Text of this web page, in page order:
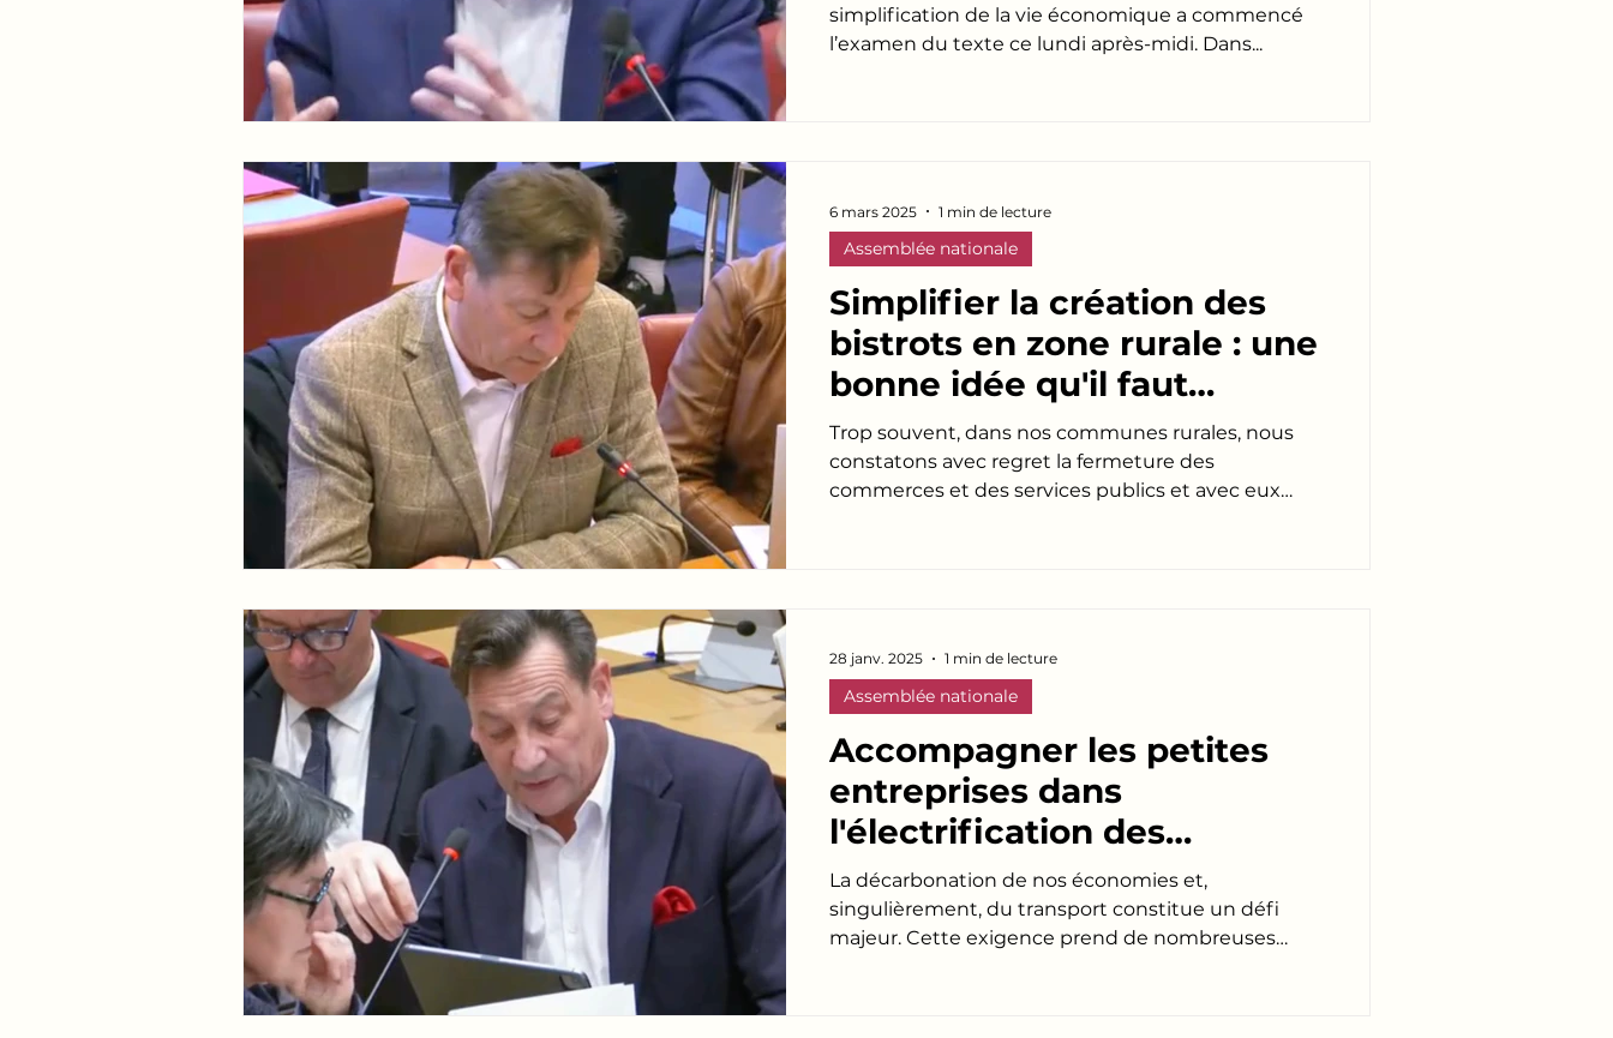
simplification de la vie économique a commencé
l’examen du texte ce lundi après-midi. Dans...
Simplifier la création des
bistrots en zone rurale : une
bonne idée qu'il faut
soutenir et encadrer.
Trop souvent, dans nos communes rurales, nous
constatons avec regret la fermeture des
commerces et des services publics et avec eux
Assemblée nationale
6 mars 2025 1 min de lecture
Accompagner les petites
entreprises dans
l'électrification des
véhicules utilitaires est une
nécessité.
La décarbonation de nos économies et,
singulièrement, du transport constitue un défi
majeur. Cette exigence prend de nombreuses
Assemblée nationale
28 janv. 2025 1 min de lecture